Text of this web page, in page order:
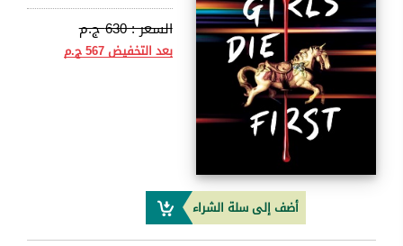
السعر :630 ج.م
بعد التخفيض567 ج.م
أضف إلى سلة الشراء